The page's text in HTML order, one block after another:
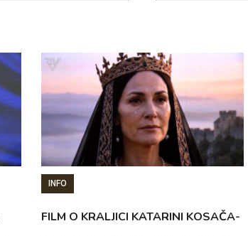
INFO
FILM O KRALJICI KATARINI KOSAČA-